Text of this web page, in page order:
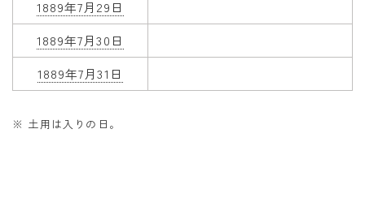
1889年7月29日
1889年7月30日
1889年7月31日
※ 土用は入りの日。